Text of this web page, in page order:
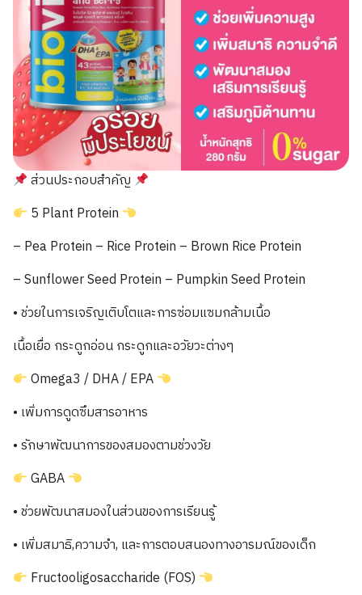
ส่วนประกอบสำคัญ
5 Plant Protein
– Pea Protein – Rice Protein – Brown Rice Protein
– Sunflower Seed Protein – Pumpkin Seed Protein
• ช่วยในการเจริญเติบโตและการซ่อมแซมกล้ามเนื้อ
เนื้อเยื่อ กระดูกอ่อน กระดูกและอวัยวะต่างๆ
Omega3 / DHA / EPA
• เพิ่มการดูดซึมสารอาหาร
• รักษาพัฒนาการของสมองตามช่วงวัย
GABA
• ช่วยพัฒนาสมองในส่วนของการเรียนรู้
• เพิ่มสมาธิ,ความจำ, และการตอบสนองทางอารมณ์ของเด็ก
Fructooligosaccharide (FOS)